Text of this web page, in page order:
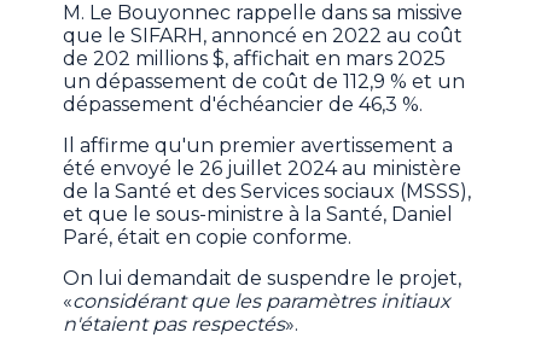
M. Le Bouyonnec rappelle dans sa missive
que le SIFARH, annoncé en 2022 au coût
de 202 millions $, affichait en mars 2025
un dépassement de coût de 112,9 % et un
dépassement d'échéancier de 46,3 %.
Il affirme qu'un premier avertissement a
été envoyé le 26 juillet 2024 au ministère
de la Santé et des Services sociaux (MSSS),
et que le sous-ministre à la Santé, Daniel
Paré, était en copie conforme.
On lui demandait de suspendre le projet,
«considérant que les paramètres initiaux
n'étaient pas respectés».